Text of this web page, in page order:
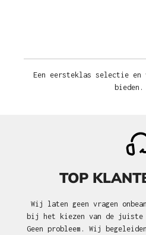
Een eersteklas selectie en
TOP
Wij laten geen vragen
bij het kiezen van de
Geen probleem. Wij